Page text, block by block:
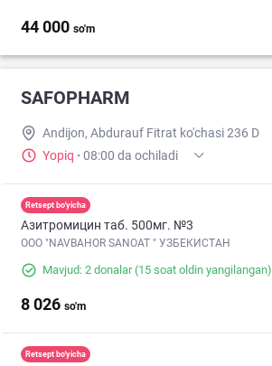
44 000 so'm
SAFOPHARM
Andijon, Abdurauf Fitrat ko'chasi 236 D
Yopiq · 08:00 da ochiladi
Retsept bo'yicha
Азитромицин таб. 500мг. №3
ООО "NAVBAHOR SANOAT " УЗБЕКИСТАН
Mavjud: 2 donalar(15 soat oldin yangilangan)
8 026 so'm
Retsept bo'yicha